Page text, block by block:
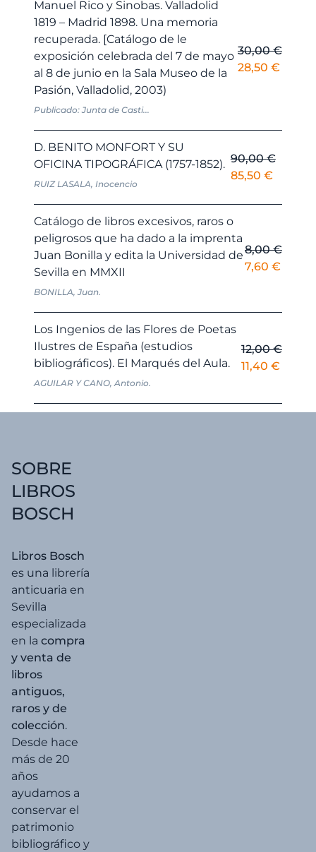
Manuel Rico y Sinobas. Valladolid
1819 – Madrid 1898. Una memoria
recuperada. [Catálogo de le
exposición celebrada del 7 de mayo
al 8 de junio en la Sala Museo de la
Pasión, Valladolid, 2003)
Publicado: Junta de Casti...
30,00€
El
30,00 €.
28,50 €
28,50
D. BENITO MONFORT Y SU
OFICINA TIPOGRÁFICA (1757-1852).
RUIZ LASALA, Inocencio
90,00€
El
original
era:
90,00 €.
85,50 €El
actual
85,50
Catálogo de libros excesivos, raros o
peligrosos que ha dado a la imprenta
Juan Bonilla y edita la Universidad de
Sevilla en MMXII
BONILLA, Juan.
8,00€
El
era:
7,60 €
es:
Los Ingenios de las Flores de Poetas
Ilustres de España (estudios
bibliográficos). El Marqués del Aula.
AGUILAR Y CANO, Antonio.
12,00€
El
era:
11,40 €
es:
SOBRE
LIBROS
BOSCH
Libros Bosch
es una librería
anticuaria en
Sevilla
especializada
en la compra
y venta de
libros
antiguos,
raros y de
colección.
Desde hace
más de 20
años
ayudamos a
conservar el
patrimonio
bibliográfico y